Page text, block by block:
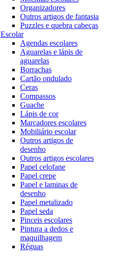
Organizadores
Outros artigos de fantasia
Puzzles e quebra cabeças
Escolar
Agendas escolares
Aguarelas e lápis de
aguarelas
Borrachas
Cartão ondulado
Ceras
Compassos
Guache
Lápis de cor
Marcadores escolares
Mobiliário escolar
Outros artigos de
desenho
Outros artigos escolares
Papel celofane
Papel crepe
Papel e laminas de
desenho
Papel metalizado
Papel seda
Pinceis escolares
Pintura a dedos e
maquilhagem
Réguas